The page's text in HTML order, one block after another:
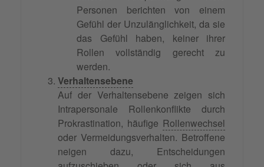
Personen berichten von einem
Gefühl der Unzulänglichkeit, da sie
das Gefühl haben, keiner ihrer
Rollen vollständig gerecht zu
werden.
Verhaltensebene
Auf der Verhaltensebene zeigen sich
Intrapersonale Rollenkonflikte durch
Prokrastination, häufige Rollenwechsel
oder Vermeidungsverhalten. Betroffene
neigen dazu, Entscheidungen